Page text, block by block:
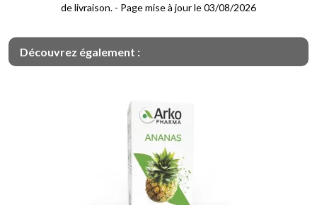
de livraison. - Page mise à jour le 03/08/2026
Découvrez également :